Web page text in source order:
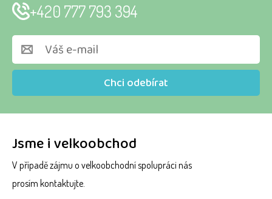
Jsme i velkoobchod
V případě zájmu o velkoobchodní spolupráci nás
prosím kontaktujte.
Chci odebírat
+420 777 793 394